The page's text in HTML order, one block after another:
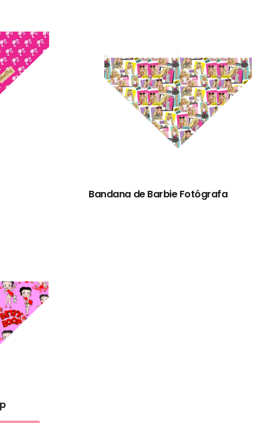
Bandana de Barbie Fotógrafa